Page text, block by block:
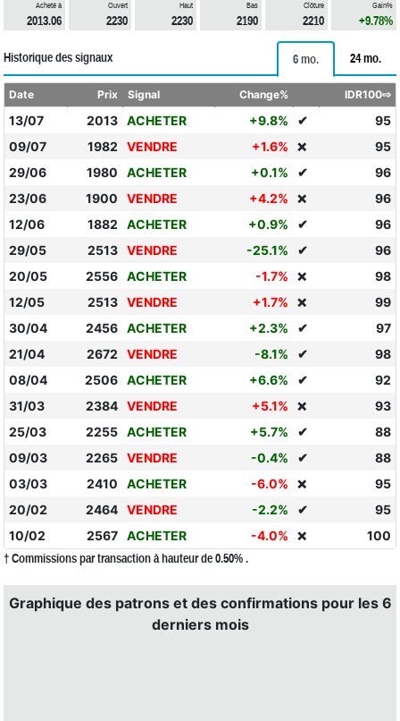
Acheté à
2013.06
Ouvert
2230
Haut
2230
Bas
2190
Clôture
2210
Gain%
+9.78%
Historique des signaux 6 mo. 24 mo.
Date Prix Signal Change% IDR100⇨
13/07 2013 ACHETER +9.8% ✔
95
09/07
1982 VENDRE +1.6% ❌
95
29/06
1980 ACHETER +0.1% ✔
96
23/06
1900 VENDRE +4.2% ❌
96
12/06
1882 ACHETER +0.9% ✔
96
29/05
2513 VENDRE -25.1% ✔
96
20/05
2556 ACHETER -1.7% ❌
98
12/05
2513 VENDRE +1.7% ❌
99
30/04
2456 ACHETER +2.3% ✔
97
21/04
2672 VENDRE -8.1% ✔
98
08/04
2506 ACHETER +6.6% ✔
92
31/03
2384 VENDRE +5.1% ❌
93
25/03
2255 ACHETER +5.7% ✔
88
09/03
2265 VENDRE -0.4% ✔
88
03/03
2410 ACHETER -6.0% ❌
95
20/02
2464 VENDRE -2.2% ✔
95
10/02
2567 ACHETER -4.0% ❌ 100
† Commissions par transaction à hauteur de 0.50% .
Graphique des patrons et des confirmations pour les 6
derniers mois